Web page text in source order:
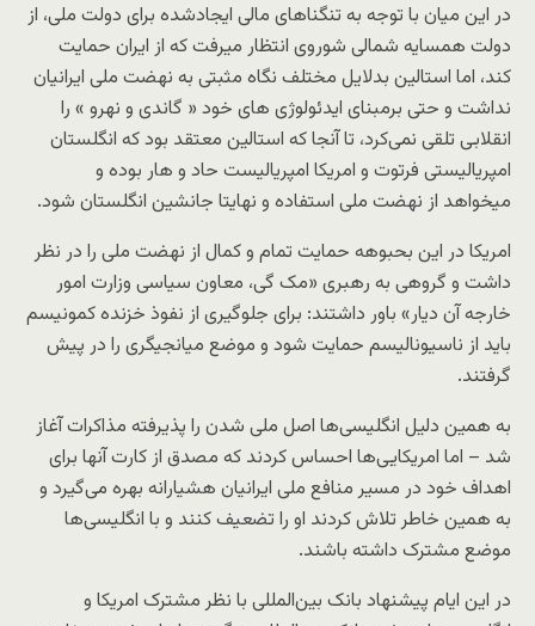
در این میان با توجه به تنگناهای مالی ایجادشده برای دولت ملی، از
دولت همسایه شمالی شوروی انتظار میرفت که از ایران حمایت
کند، اما استالین بدلایل مختلف نگاه مثبتی به نهضت ملی ایرانیان
نداشت و حتی برمبنای ایدئولوژی های خود « گاندی و نهرو » را
انقلابی تلقی نمی‌کرد، تا آنجا که استالین معتقد بود که انگلستان
امپریالیستی فرتوت و امریکا امپریالیست حاد و هار بوده و
میخواهد از نهضت ملی استفاده و نهایتا جانشین انگلستان شود.
امریکا در این بحبوهه حمایت تمام و کمال از نهضت ملی را در نظر
داشت و گروهی به رهبری «مک گی، معاون سیاسی وزارت امور
خارجه آن دیار» باور داشتند: برای جلوگیری از نفوذ خزنده کمونیسم
باید از ناسیونالیسم حمایت شود و موضع میانجیگری را در پیش
گرفتند.
به همین دلیل انگلیسی‌ها اصل ملی شدن را پذیرفته مذاکرات آغاز
شد – اما امریکایی‌ها احساس کردند که مصدق از کارت آنها برای
اهداف خود در مسیر منافع ملی ایرانیان هشیارانه بهره می‌گیرد و
به همین خاطر تلاش کردند او را تضعیف کنند و با انگلیسی‌ها
موضع مشترک داشته باشند.
در این ایام پیشنهاد بانک بین‌المللی با نظر مشترک امریکا و